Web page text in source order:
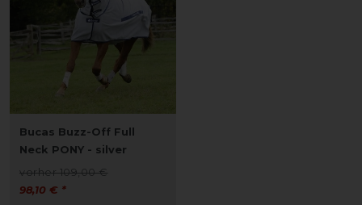
Bucas Buzz-Off Full
Neck PONY - silver
vorher 109,00 €
98,10 € *